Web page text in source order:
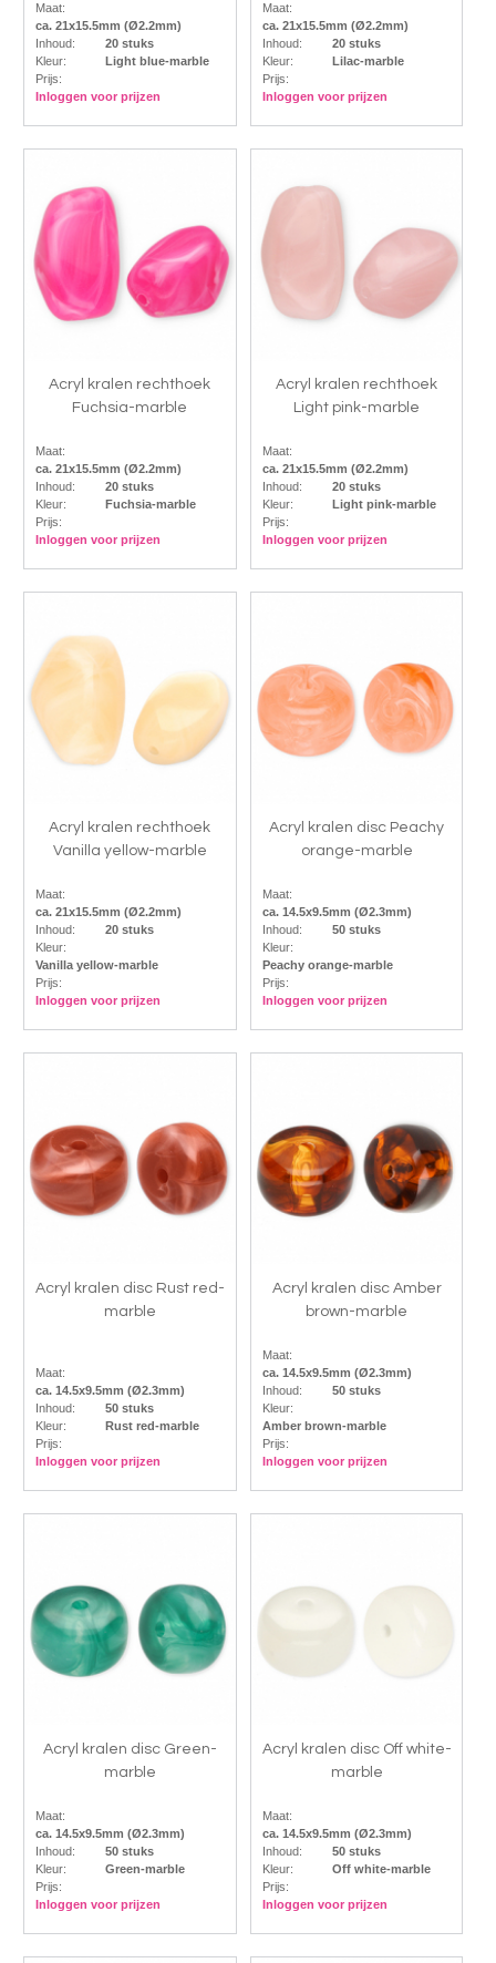
Maat:
ca. 21x15.5mm (Ø2.2mm)
Inhoud:
20 stuks
Kleur:
Light blue-marble
Prijs:
Inloggen voor prijzen
Maat:
ca. 21x15.5mm (Ø2.2mm)
Inhoud:
20 stuks
Kleur:
Lilac-marble
Prijs:
Inloggen voor prijzen
Acryl kralen rechthoek
Fuchsia-marble
Maat:
ca. 21x15.5mm (Ø2.2mm)
Inhoud:
20 stuks
Kleur:
Fuchsia-marble
Prijs:
Inloggen voor prijzen
Acryl kralen rechthoek
Light pink-marble
Maat:
ca. 21x15.5mm (Ø2.2mm)
Inhoud:
20 stuks
Kleur:
Light pink-marble
Prijs:
Inloggen voor prijzen
Acryl kralen rechthoek
Vanilla yellow-marble
Maat:
ca. 21x15.5mm (Ø2.2mm)
Inhoud:
20 stuks
Kleur:
Vanilla yellow-marble
Prijs:
Inloggen voor prijzen
Acryl kralen disc Peachy
orange-marble
Maat:
ca. 14.5x9.5mm (Ø2.3mm)
Inhoud:
50 stuks
Kleur:
Peachy orange-marble
Prijs:
Inloggen voor prijzen
Acryl kralen disc Rust red-
marble
Maat:
ca. 14.5x9.5mm (Ø2.3mm)
Inhoud:
50 stuks
Kleur:
Rust red-marble
Prijs:
Inloggen voor prijzen
Acryl kralen disc Amber
brown-marble
Maat:
ca. 14.5x9.5mm (Ø2.3mm)
Inhoud:
50 stuks
Kleur:
Amber brown-marble
Prijs:
Inloggen voor prijzen
Acryl kralen disc Green-
marble
Maat:
ca. 14.5x9.5mm (Ø2.3mm)
Inhoud:
50 stuks
Kleur:
Green-marble
Prijs:
Inloggen voor prijzen
Acryl kralen disc Off white-
marble
Maat:
ca. 14.5x9.5mm (Ø2.3mm)
Inhoud:
50 stuks
Kleur:
Off white-marble
Prijs:
Inloggen voor prijzen